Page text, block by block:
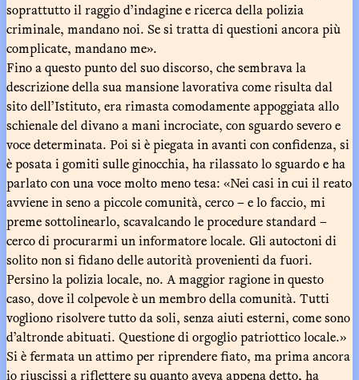
soprattutto il raggio d’indagine e ricerca della polizia
criminale, mandano noi. Se si tratta di questioni ancora più
complicate, mandano me».
Fino a questo punto del suo discorso, che sembrava la
descrizione della sua mansione lavorativa come risulta dal
sito dell’Istituto, era rimasta comodamente appoggiata allo
schienale del divano a mani incrociate, con sguardo severo e
voce determinata. Poi si è piegata in avanti con confidenza, si
è posata i gomiti sulle ginocchia, ha rilassato lo sguardo e ha
parlato con una voce molto meno tesa: «Nei casi in cui il reato
avviene in seno a piccole comunità, cerco – e lo faccio, mi
preme sottolinearlo, scavalcando le procedure standard –
cerco di procurarmi un informatore locale. Gli autoctoni di
solito non si fidano delle autorità provenienti da fuori.
Persino la polizia locale, no. A maggior ragione in questo
caso, dove il colpevole è un membro della comunità. Tutti
vogliono risolvere tutto da soli, senza aiuti esterni, come sono
d’altronde abituati. Questione di orgoglio patriottico locale.»
Si è fermata un attimo per riprendere fiato, ma prima ancora
io riuscissi a riflettere su quanto aveva appena detto, ha